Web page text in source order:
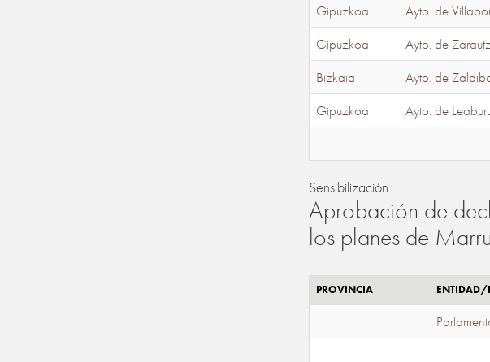
Gipuzkoa
Ayto. de
Gipuzkoa
Ayto. de
Bizkaia
Ayto. de
Gipuzkoa
Ayto. de
Sensibilización
Aprobación de
los planes de
PROVINCIA ENTIDAD/